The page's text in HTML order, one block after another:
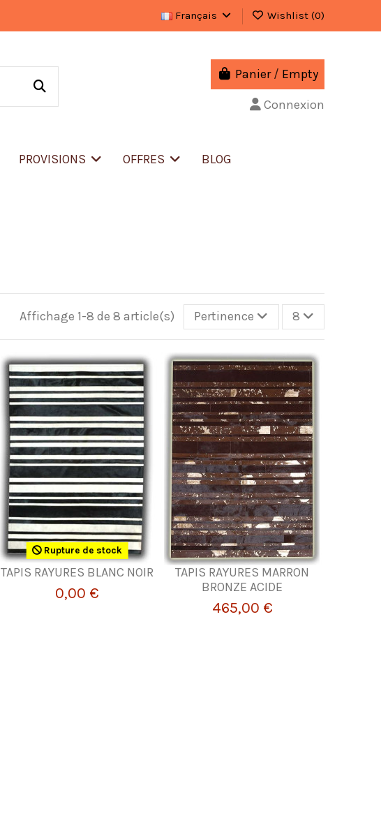
Français Wishlist (0)
Panier / Empty
Connexion
PROVISIONS OFFRES
BLOG
Affichage 1-8 de 8 article(s) Pertinence 8
Rupture de stock
TAPIS RAYURES BLANC NOIR
0,00 €
TAPIS RAYURES MARRON
BRONZE ACIDE
465,00 €